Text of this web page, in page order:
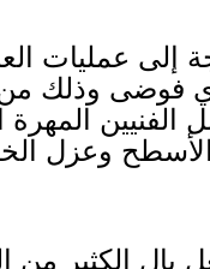
عمليات
فوضى وذلك
الفنيين
وعزل
الكثير من